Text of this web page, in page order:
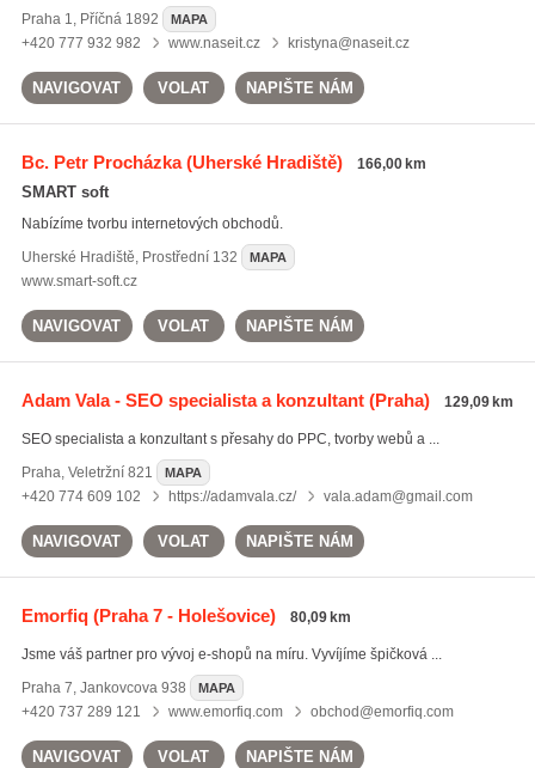
Praha 1, Příčná 1892 MAPA
+420 777 932 982 www.naseit.cz kristyna@naseit.cz
NAVIGOVAT VOLAT NAPIŠTE NÁM
Bc. Petr Procházka(Uherské Hradiště) 166,00 km
SMART soft
Nabízíme tvorbu internetových obchodů.
Uherské Hradiště, Prostřední 132 MAPA
www.smart-soft.cz
NAVIGOVAT VOLAT NAPIŠTE NÁM
Adam Vala - SEO specialista a konzultant(Praha) 129,09 km
SEO specialista a konzultant s přesahy do PPC, tvorby webů a ...
Praha, Veletržní 821 MAPA
+420 774 609 102 https://adamvala.cz/ vala.adam@gmail.com
NAVIGOVAT VOLAT NAPIŠTE NÁM
Emorfiq(Praha 7 - Holešovice) 80,09 km
Jsme váš partner pro vývoj e-shopů na míru. Vyvíjíme špičková ...
Praha 7, Jankovcova 938 MAPA
+420 737 289 121 www.emorfiq.com obchod@emorfiq.com
NAVIGOVAT VOLAT NAPIŠTE NÁM